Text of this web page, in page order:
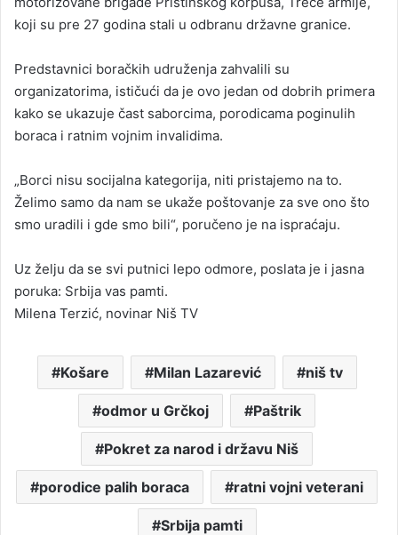
koji su pre 27 godina stali u odbranu državne granice.
Predstavnici boračkih udruženja zahvalili su
organizatorima, ističući da je ovo jedan od dobrih primera
kako se ukazuje čast saborcima, porodicama poginulih
boraca i ratnim vojnim invalidima.
„Borci nisu socijalna kategorija, niti pristajemo na to.
Želimo samo da nam se ukaže poštovanje za sve ono što
smo uradili i gde smo bili“, poručeno je na ispraćaju.
Uz želju da se svi putnici lepo odmore, poslata je i jasna
poruka: Srbija vas pamti.
Milena Terzić, novinar Niš TV
Košare Milan Lazarević niš tv
odmor u Grčkoj Paštrik
Pokret za narod i državu Niš
porodice palih boraca ratni vojni veterani
Srbija pamti